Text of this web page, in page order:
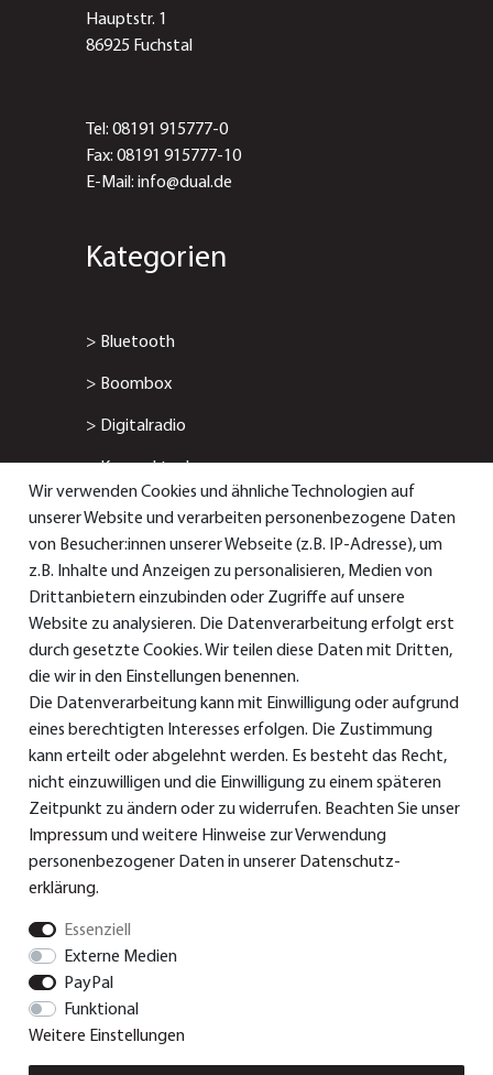
Hauptstr. 1
86925 Fuchstal
Tel: 08191 915777-0
Fax: 08191 915777-10
E-Mail: info@dual.de
Kategorien
> Bluetooth
> Boombox
> Digitalradio
>Kompaktanlage
>Radiowecker
> Smart-/Internetradio
Service & Support
> Bedienungsanleitungen
>Konformitätserklärungen
> Ersatzteile & Zubehör
> Garantie
Wir verwenden Cookies und ähnliche Technologien auf
unserer Website und verarbeiten personenbezogene Daten
von Besucher:innen unserer Webseite (z.B. IP-Adresse), um
z.B. Inhalte und Anzeigen zu personalisieren, Medien von
Drittanbietern einzubinden oder Zugriffe auf unsere
Website zu analysieren. Die Datenverarbeitung erfolgt erst
durch gesetzte Cookies. Wir teilen diese Daten mit Dritten,
die wir in den Einstellungen benennen.
Die Datenverarbeitung kann mit Einwilligung oder aufgrund
eines berechtigten Interesses erfolgen. Die Zustimmung
kann erteilt oder abgelehnt werden. Es besteht das Recht,
nicht einzuwilligen und die Einwilligung zu einem späteren
Zeitpunkt zu ändern oder zu widerrufen. Beachten Sie unser
Impressumund weitere Hinweise zur Verwendung
personenbezogener Daten in unserer Daten­schutz­
erklärung.
Essenziell
Externe Medien
PayPal
Funktional
Weitere Einstellungen